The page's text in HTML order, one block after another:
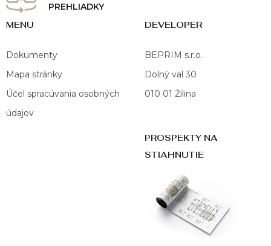
PREHLIADKY
MENU
Dokumenty
Mapa stránky
Účel spracúvania osobných
údajov
DEVELOPER
BEPRIM s.r.o.
Dolný val 30
010 01 Žilina
PROSPEKTY NA
STIAHNUTIE